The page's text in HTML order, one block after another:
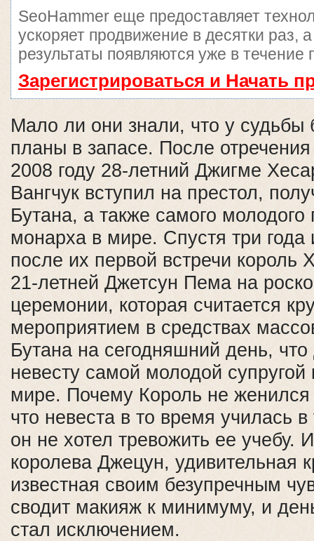
SeoHammer еще предоставляет
ускоряет продвижение в десятки раз,
результаты появляются уже в течение
Зарегистрироваться и Начать
Мало ли они знали, что у судьбы
планы в запасе. После отречения
2008 году 28-летний Джигме
Вангчук вступил на престол,
Бутана, а также самого молодого
монарха в мире. Спустя три года
после их первой встречи король
21-летней Джетсун Пема на
церемонии, которая считается
мероприятием в средствах
Бутана на сегодняшний день, что
невесту самой молодой супругой
мире. Почему Король не женился
что невеста в то время училась в
он не хотел тревожить ее учебу.
королева Джецун, удивительная
известная своим безупречным
сводит макияж к минимуму, и
стал исключением.